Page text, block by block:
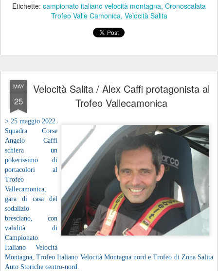
Etichette: campionato italiano velocità montagna Cronoscalata
Trofeo Valle Camonica Velocità Salita
MAY
25
Velocità Salita / Alex Caffi protagonista al
Trofeo Vallecamonica
> 25 maggio 2022.
Squadra Corse
Angelo Caffi
schiera un
pokerissimo di
portacolori al
Trofeo
Vallecamonica,
gara di casa del
sodalizio
bresciano, con
validità di
Campionato
Italiano Velocità
Montagna, Trofeo Italiano Velocità Montagna nord e Trofeo di Zona Salita
Auto Storiche centro-nord.